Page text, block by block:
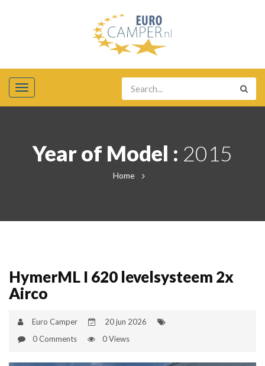
Year of Model : 2015
Home
HymerML I 620 levelsysteem 2x
Airco
Euro Camper
20 jun 2026
0 Comments
0 Views